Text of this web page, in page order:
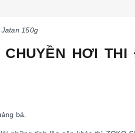
150g
HƠI THI
bá.